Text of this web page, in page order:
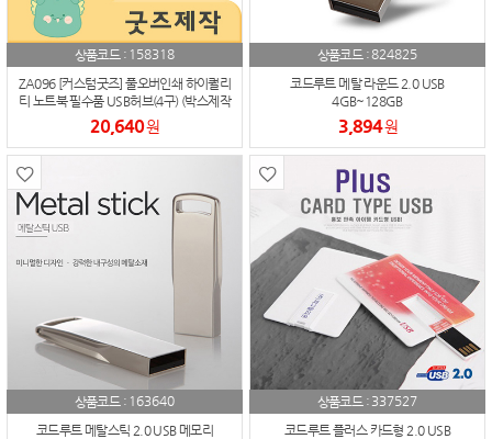
상품코드 : 158318
ZA096 [커스텀굿즈] 풀오버인쇄 하이퀄리
티 노트북 필수품 USB허브(4구) (박스제작
가능)
20,640원
상품코드 :824825
코드루트 메탈 라운드 2.0 USB
4GB~128GB
3,894원
상품코드 : 163640
코드루트 메탈스틱 2.0 USB 메모리
상품코드 : 337527
코드루트 플러스 카드형 2.0 USB